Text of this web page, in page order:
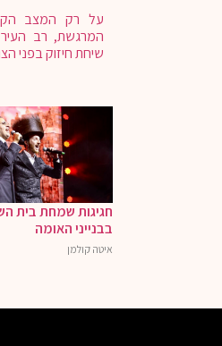
על רק המצב
המרגשת, רב
שיחת חיזוק בפני
חגיגות שמחת בית
בבנייני האומה
איטה קולמן